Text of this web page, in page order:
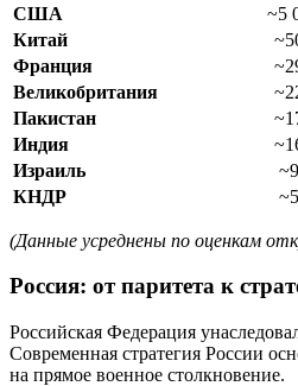
США
~5
Китай
Франция
Великобритания
Пакистан
Индия
Израиль
КНДР
(Данные усреднены по оценкам
Россия: от паритета к
Российская Федерация
Современная стратегия России
на прямое военное столкновение.